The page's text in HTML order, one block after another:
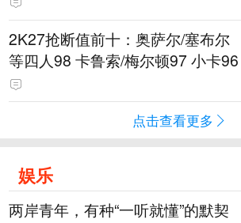
2K27抢断值前十：奥萨尔/塞布尔
等四人98 卡鲁索/梅尔顿97 小卡96
点击查看更多
娱乐
两岸青年，有种“一听就懂”的默契